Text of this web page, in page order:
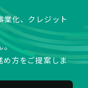
業化、クレジット
。
め方をご提案しま